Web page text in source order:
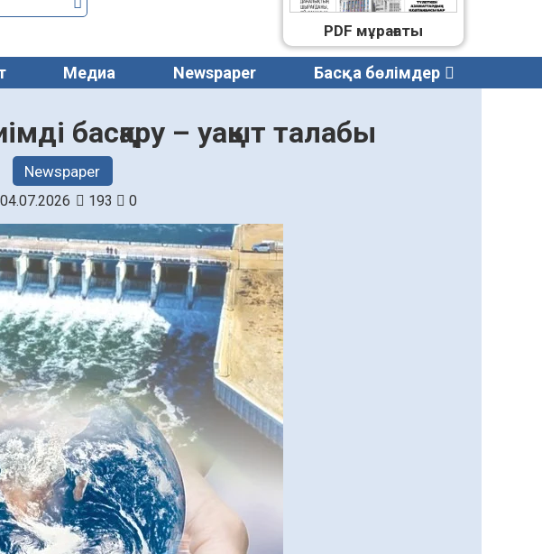
PDF мұрағаты
Медиа Newspaper Басқа бөлімдер
басқару – уақыт талабы
Newspaper
04.07.2026 193 0